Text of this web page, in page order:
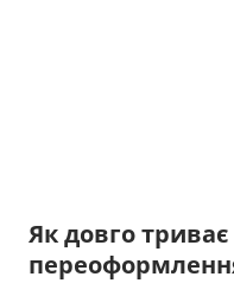
Як довго